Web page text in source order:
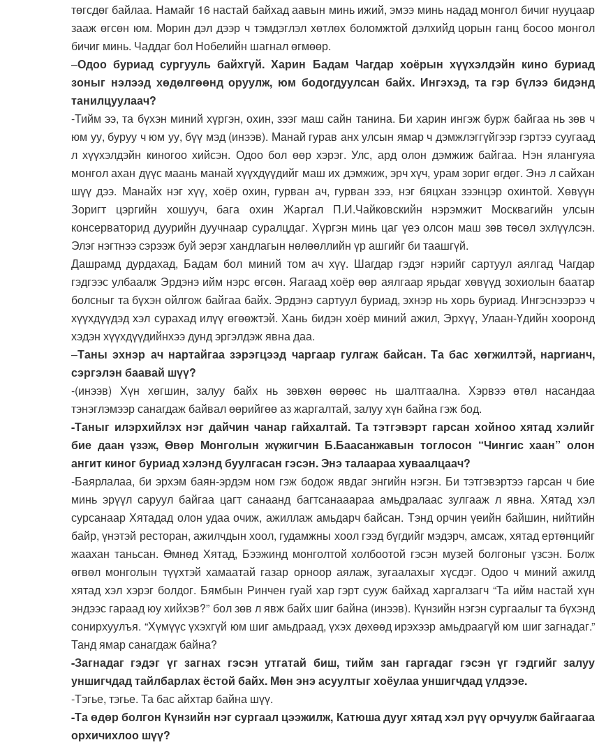
төгсдөг байлаа. Намайг 16 настай байхад аавын минь ижий, эмээ минь надад монгол бичиг нууцаар
зааж өгсөн юм. Морин дэл дээр ч тэмдэглэл хөтлөх боломжтой дэлхийд цорын ганц босоо монгол
бичиг минь. Чаддаг бол Нобелийн шагнал өгмөөр.
–Одоо буриад сургууль байхгүй. Харин Бадам Чагдар хоёрын хүүхэлдэйн кино буриад
зоныг нэлээд хөдөлгөөнд оруулж, юм бодогдуулсан байх. Ингэхэд, та гэр бүлээ бидэнд
танилцуулаач?
-Тийм ээ, та бүхэн миний хүргэн, охин, зээг маш сайн танина. Би харин ингэж бурж байгаа нь зөв ч
юм уу, буруу ч юм уу, бүү мэд (инээв). Манай гурав анх улсын ямар ч дэмжлэггүйгээр гэртээ суугаад
л хүүхэлдэйн киногоо хийсэн. Одоо бол өөр хэрэг. Улс, ард олон дэмжиж байгаа. Нэн ялангуяа
монгол ахан дүүс маань манай хүүхдүүдийг маш их дэмжиж, эрч хүч, урам зориг өгдөг. Энэ л сайхан
шүү дээ. Манайх нэг хүү, хоёр охин, гурван ач, гурван зээ, нэг бяцхан зээнцэр охинтой. Хөвүүн
Зоригт цэргийн хошууч, бага охин Жаргал П.И.Чайковскийн нэрэмжит Москвагийн улсын
консерваторид дуурийн дуучнаар суралцдаг. Хүргэн минь цаг үеэ олсон маш зөв төсөл эхлүүлсэн.
Элэг нэгтнээ сэрээж буй эерэг хандлагын нөлөөллийн үр ашгийг би таашгүй.
Дашрамд дурдахад, Бадам бол миний том ач хүү. Шагдар гэдэг нэрийг сартуул аялгад Чагдар
гэдгээс улбаалж Эрдэнэ ийм нэрс өгсөн. Яагаад хоёр өөр аялгаар ярьдаг хөвүүд зохиолын баатар
болсныг та бүхэн ойлгож байгаа байх. Эрдэнэ сартуул буриад, эхнэр нь хорь буриад. Ингэснээрээ ч
хүүхдүүдэд хэл сурахад илүү өгөөжтэй. Хань бидэн хоёр миний ажил, Эрхүү, Улаан-Үдийн хооронд
хэдэн хүүхдүүдийнхээ дунд эргэлдэж явна даа.
–Таны эхнэр ач нартайгаа зэрэгцээд чаргаар гулгаж байсан. Та бас хөгжилтэй, наргианч,
сэргэлэн баавай шүү?
-(инээв) Хүн хөгшин, залуу байх нь зөвхөн өөрөөс нь шалтгаална. Хэрвээ өтөл насандаа
тэнэглэмээр санагдаж байвал өөрийгөө аз жаргалтай, залуу хүн байна гэж бод.
-Таныг илэрхийлэх нэг дайчин чанар гайхалтай. Та тэтгэвэрт гарсан хойноо хятад хэлийг
бие даан үзэж, Өвөр Монголын жүжигчин Б.Баасанжавын тоглосон “Чингис хаан” олон
ангит киног буриад хэлэнд буулгасан гэсэн. Энэ талаараа хуваалцаач?
-Баярлалаа, би эрхэм баян-эрдэм ном гэж бодож явдаг энгийн нэгэн. Би тэтгэвэртээ гарсан ч бие
минь эрүүл саруул байгаа цагт санаанд багтсанааараа амьдралаас зулгааж л явна. Хятад хэл
сурсанаар Хятадад олон удаа очиж, ажиллаж амьдарч байсан. Тэнд орчин үеийн байшин, нийтийн
байр, үнэтэй ресторан, ажилчдын хоол, гудамжны хоол гээд бүгдийг мэдэрч, амсаж, хятад ертөнцийг
жаахан таньсан. Өмнөд Хятад, Бээжинд монголтой холбоотой гэсэн музей болгоныг үзсэн. Болж
өгвөл монголын түүхтэй хамаатай газар орноор аялаж, зугаалахыг хүсдэг. Одоо ч миний ажилд
хятад хэл хэрэг болдог. Бямбын Ринчен гуай хар гэрт сууж байхад харгалзагч “Та ийм настай хүн
эндээс гараад юу хийхэв?” бол зөв л явж байх шиг байна (инээв). Күнзийн нэгэн сургаалыг та бүхэнд
сонирхуулъя. “Хүмүүс үхэхгүй юм шиг амьдраад, үхэх дөхөөд ирэхээр амьдраагүй юм шиг загнадаг.”
Танд ямар санагдаж байна?
-Загнадаг гэдэг үг загнах гэсэн утгатай биш, тийм зан гаргадаг гэсэн үг гэдгийг залуу
уншигчдад тайлбарлах ёстой байх. Мөн энэ асуултыг хоёулаа уншигчдад үлдээе.
-Тэгье, тэгье. Та бас айхтар байна шүү.
-Та өдөр болгон Күнзийн нэг сургаал цээжилж, Катюша дууг хятад хэл рүү орчуулж байгаагаа
орхичихлоо шүү?